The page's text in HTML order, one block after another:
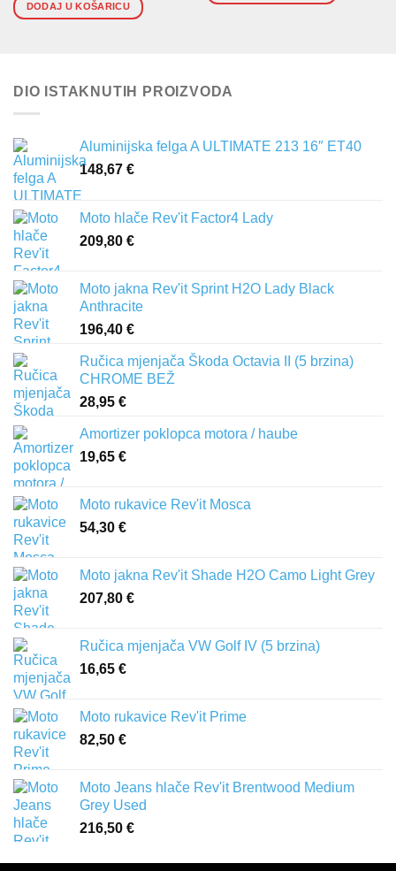
DODAJ U KOŠARICU
DIO ISTAKNUTIH PROIZVODA
Aluminijska felga A ULTIMATE 213 16″ ET40
148,67 €
Moto hlače Rev'it Factor4 Lady
209,80 €
Moto jakna Rev'it Sprint H2O Lady Black
Anthracite
196,40 €
Ručica mjenjača Škoda Octavia II (5 brzina)
CHROME BEŽ
28,95 €
Amortizer poklopca motora / haube
19,65 €
Moto rukavice Rev'it Mosca
54,30 €
Moto jakna Rev'it Shade H2O Camo Light Grey
207,80 €
Ručica mjenjača VW Golf IV (5 brzina)
16,65 €
Moto rukavice Rev'it Prime
82,50 €
Moto Jeans hlače Rev'it Brentwood Medium
Grey Used
216,50 €